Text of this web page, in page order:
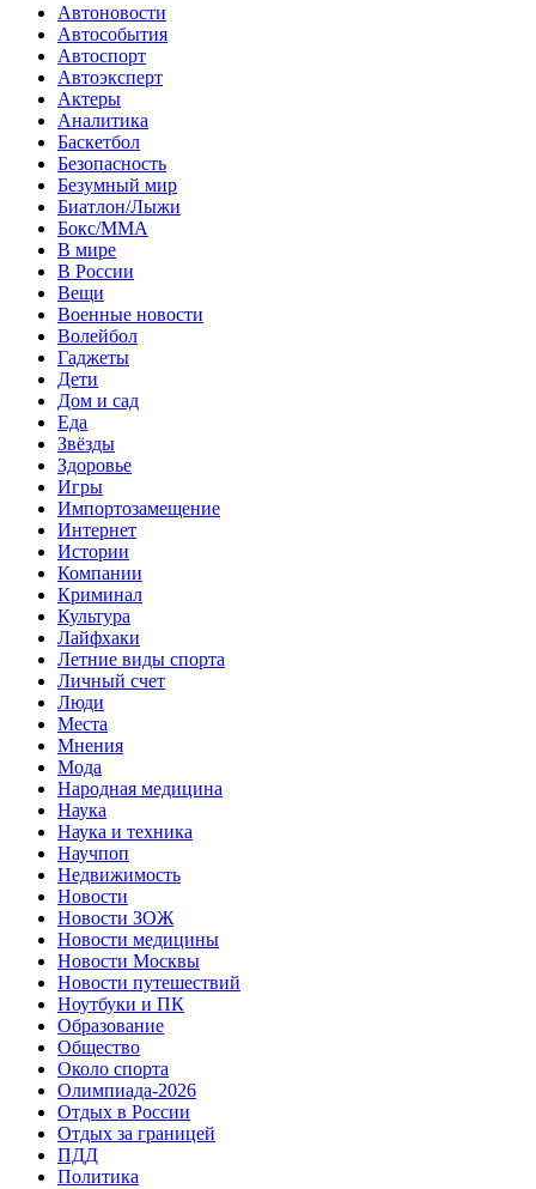
Автоновости
Автособытия
Автоспорт
Автоэксперт
Актеры
Аналитика
Баскетбол
Безопасность
Безумный мир
Биатлон/Лыжи
Бокс/MMA
В мире
В России
Вещи
Военные новости
Волейбол
Гаджеты
Дети
Дом и сад
Еда
Звёзды
Здоровье
Игры
Импортозамещение
Интернет
Истории
Компании
Криминал
Культура
Лайфхаки
Летние виды спорта
Личный счет
Люди
Места
Мнения
Мода
Народная медицина
Наука
Наука и техника
Научпоп
Недвижимость
Новости
Новости ЗОЖ
Новости медицины
Новости Москвы
Новости путешествий
Ноутбуки и ПК
Образование
Общество
Около спорта
Олимпиада-2026
Отдых в России
Отдых за границей
ПДД
Политика